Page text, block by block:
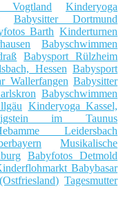
Vogtland
Kinderyoga
Babysitter Dortmund
Barth Kinderturnen
Babyschwimmen
Babysport Rülzheim
Hessen Babysport
Wallerfangen Babysitter
Babyschwimmen
Kinderyoga Kassel,
im Taunus
Leidersbach
Musikalische
Babyfotos Detmold
Babybasar
Tagesmutter